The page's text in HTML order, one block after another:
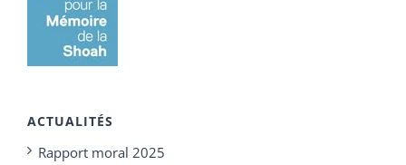
ACTUALITÉS
Rapport moral 2025